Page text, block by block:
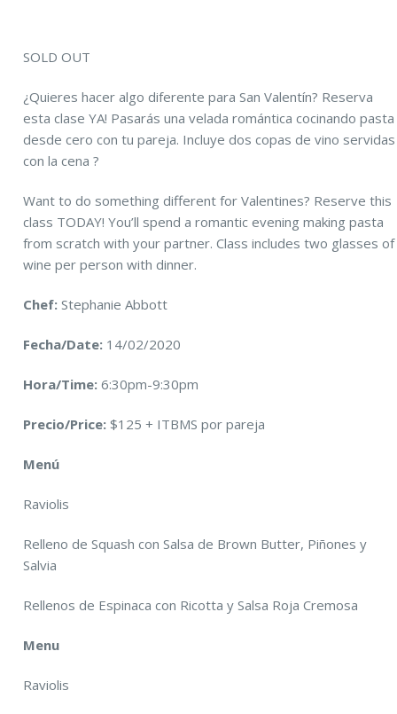
SOLD OUT
¿Quieres hacer algo diferente para San Valentín? Reserva
esta clase YA! Pasarás una velada romántica cocinando pasta
desde cero con tu pareja. Incluye dos copas de vino servidas
con la cena ?
Want to do something different for Valentines? Reserve this
class TODAY! You’ll spend a romantic evening making pasta
from scratch with your partner. Class includes two glasses of
wine per person with dinner.
Chef: Stephanie Abbott
Fecha/Date: 14/02/2020
Hora/Time: 6:30pm-9:30pm
Precio/Price: $125 + ITBMS por pareja
Menú
Raviolis
Relleno de Squash con Salsa de Brown Butter, Piñones y
Salvia
Rellenos de Espinaca con Ricotta y Salsa Roja Cremosa
Menu
Raviolis